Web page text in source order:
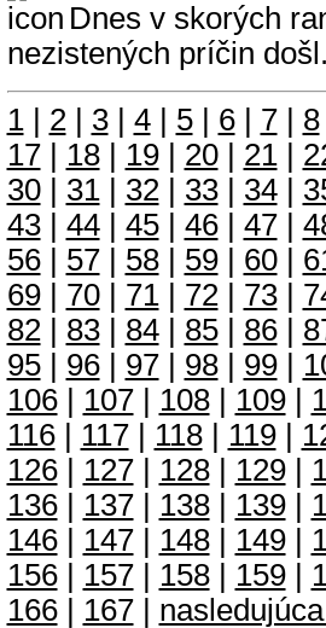
Dnes v skorých
nezistených príčin
1| 2| 3| 4| 5| 6| 7| 8
17| 18| 19| 20| 21|
30| 31| 32| 33| 34|
43| 44| 45| 46| 47|
56| 57| 58| 59| 60|
69| 70| 71| 72| 73|
82| 83| 84| 85| 86|
95| 96| 97| 98| 99|
106| 107| 108| 109|
116| 117| 118| 119|
126| 127| 128| 129|
136| 137| 138| 139|
146| 147| 148| 149|
156| 157| 158| 159|
166| 167|